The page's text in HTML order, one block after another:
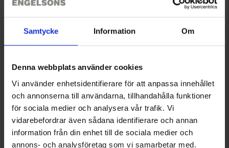
Samtycke Information Om
Denna webbplats använder cookies
Vi använder enhetsidentifierare för att anpassa innehållet
och annonserna till användarna, tillhandahålla funktioner
för sociala medier och analysera vår trafik. Vi
vidarebefordrar även sådana identifierare och annan
information från din enhet till de sociala medier och
annons- och analysföretag som vi samarbetar med.
Flexi Line Neon Reflect S
Flexi
5354
139 kr.
Flexi Line Neon Reflect L
Flexi
249 kr.